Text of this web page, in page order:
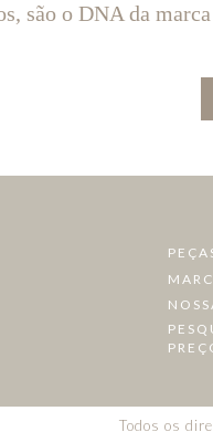
são o DNA da
Todos os